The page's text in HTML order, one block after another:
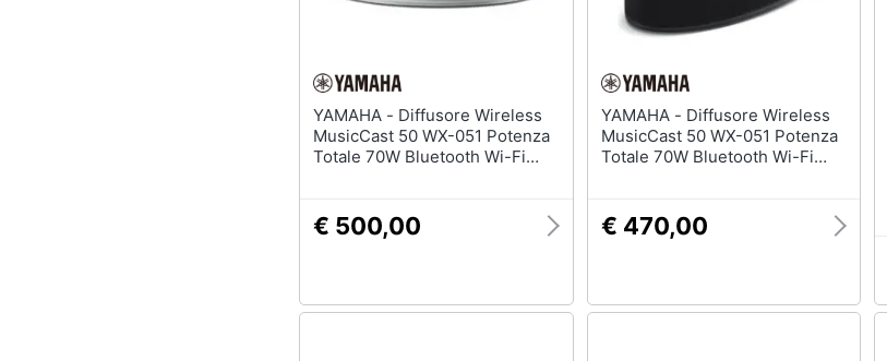
YAMAHA - Diffusore Wireless
MusicCast 50 WX-051 Potenza
Totale 70W Bluetooth Wi-Fi
€ 500,00
YAMAHA - Diffusore Wireless
MusicCast 50 WX-051 Potenza
Totale 70W Bluetooth Wi-Fi
€ 470,00